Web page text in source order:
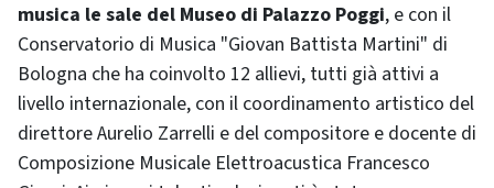
musica le sale del Museo di Palazzo Poggi, e con il
Conservatorio di Musica "Giovan Battista Martini" di
Bologna che ha coinvolto 12 allievi, tutti già attivi a
livello internazionale, con il coordinamento artistico del
direttore Aurelio Zarrelli e del compositore e docente di
Composizione Musicale Elettroacustica Francesco